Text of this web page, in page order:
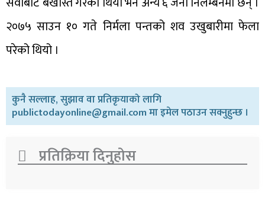
२०७५ साउन १० गते निर्मला पन्तको शव उखुबारीमा फेला
परेको थियो ।
कुनै सल्लाह, सुझाव वा प्रतिकृयाको लागि
publictodayonline@gmail.com मा इमेल पठाउन सक्नुहुन्छ ।
प्रतिक्रिया दिनुहोस​